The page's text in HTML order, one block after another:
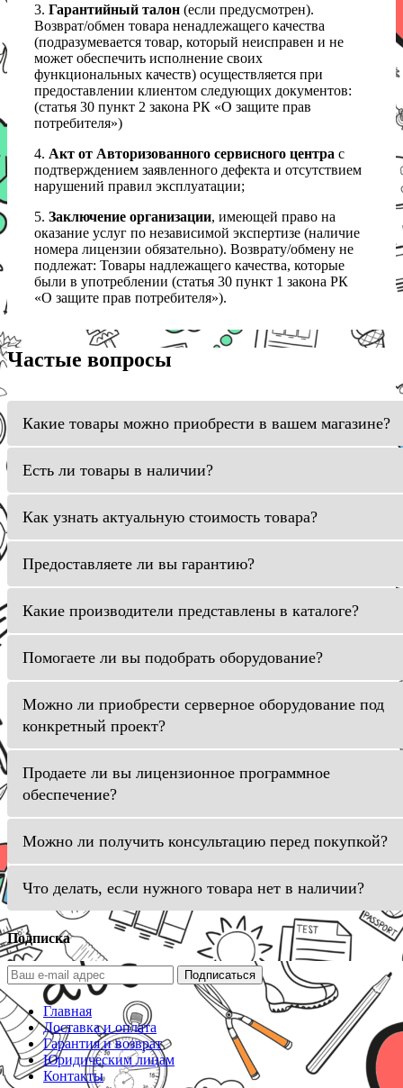
3. Гарантийный талон (если предусмотрен).
Возврат/обмен товара ненадлежащего качества
(подразумевается товар, который неисправен и не
может обеспечить исполнение своих
функциональных качеств) осуществляется при
предоставлении клиентом следующих документов:
(статья 30 пункт 2 закона РК «О защите прав
потребителя»)
4. Акт от Авторизованного сервисного центра с
подтверждением заявленного дефекта и отсутствием
нарушений правил эксплуатации;
5. Заключение организации, имеющей право на
оказание услуг по независимой экспертизе (наличие
номера лицензии обязательно). Возврату/обмену не
подлежат: Товары надлежащего качества, которые
были в употреблении (статья 30 пункт 1 закона РК
«О защите прав потребителя»).
Частые вопросы
Какие товары можно приобрести в вашем магазине?
Есть ли товары в наличии?
Как узнать актуальную стоимость товара?
Предоставляете ли вы гарантию?
Какие производители представлены в каталоге?
Помогаете ли вы подобрать оборудование?
Можно ли приобрести серверное оборудование под
конкретный проект?
Продаете ли вы лицензионное программное
обеспечение?
Можно ли получить консультацию перед покупкой?
Что делать, если нужного товара нет в наличии?
Подписка
Подписаться
Главная
Доставка и оплата
Гарантия и возврат
Юридическим лицам
Контакты